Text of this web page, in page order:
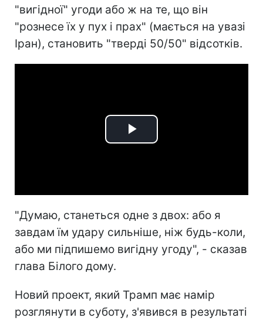
"вигідної" угоди або ж на те, що він
"рознесе їх у пух і прах" (мається на увазі
Іран), становить "тверді 50/50" відсотків.
Play
"Думаю, станеться одне з двох: або я
завдам їм удару сильніше, ніж будь-коли,
або ми підпишемо вигідну угоду", - сказав
глава Білого дому.
Новий проект, який Трамп має намір
розглянути в суботу, з'явився в результаті